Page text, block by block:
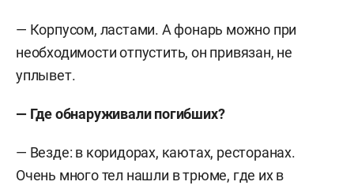
— Корпусом, ластами. А фонарь можно при
необходимости отпустить, он привязан, не
уплывет.
— Где обнаруживали погибших?
— Везде: в коридорах, каютах, ресторанах.
Очень много тел нашли в трюме, где их в